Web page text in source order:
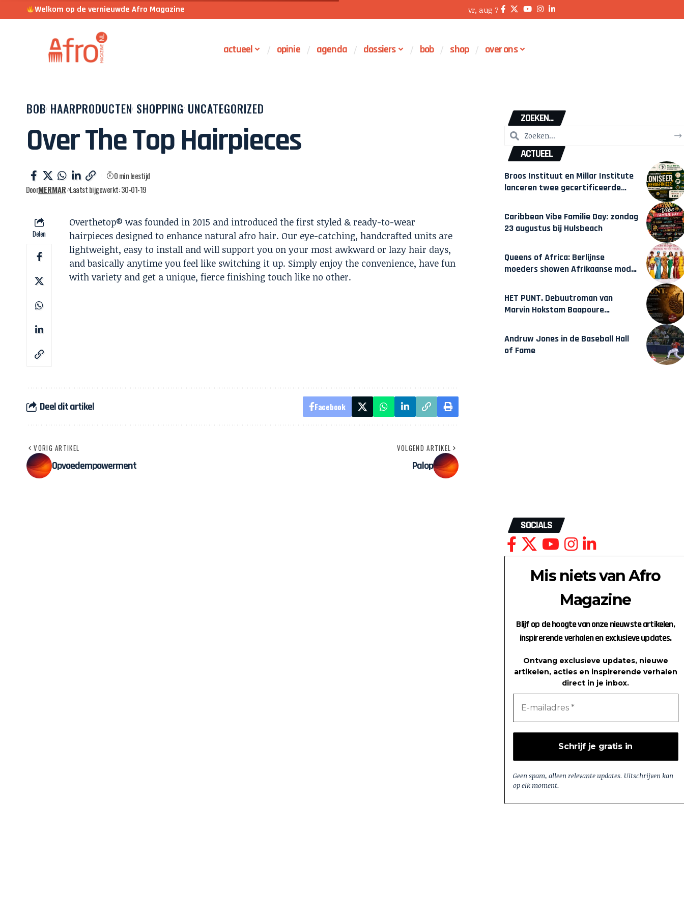
Welkom op de vernieuwde Afro Magazine vr, aug 7
actueel opinie agenda dossiers bob shop over ons
BOB HAARPRODUCTEN SHOPPING UNCATEGORIZED
Over The Top Hairpieces
DoorMERMAR Laatst bijgewerkt: 30-01-19
0 min leestijd
Delen
Overthetop® was founded in 2015 and introduced the first styled & ready-to-wear
hairpieces designed to enhance natural afro hair. Our eye-catching, handcrafted units are
lightweight, easy to install and will support you on your most awkward or lazy hair days,
and basically anytime you feel like switching it up. Simply enjoy the convenience, have fun
with variety and get a unique, fierce finishing touch like no other.
Deel dit artikel Facebook
VORIG ARTIKEL
Opvoedempowerment
VOLGEND ARTIKEL
Palop
ZOEKEN...
ACTUEEL
Broos Instituut en Millar Institute
lanceren twee gecertificeerde
Amsterdam
Caribbean Vibe Familie Day: zondag
23 augustus bij Hulsbeach
Queens of Africa: Berlijnse
moeders showen Afrikaanse mode
HET PUNT. Debuutroman van
Marvin Hokstam Baapoure
Andruw Jones in de Baseball Hall
of Fame
SOCIALS
Mis niets van Afro
Magazine
Blijf op de hoogte van onze nieuwste artikelen,
inspirerende verhalen en exclusieve updates.
Ontvang exclusieve updates, nieuwe
artikelen, acties en inspirerende verhalen
direct in je inbox.
Geen spam, alleen relevante updates. Uitschrijven kan
op elk moment.